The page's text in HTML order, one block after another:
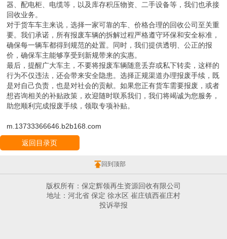
器、配电柜、电缆等，以及库存积压物资、二手设备等，我们也承接
回收业务。
对于货车车主来说，选择一家可靠的车、价格合理的回收公司至关重
要。我们承诺，所有报废车辆的拆解过程严格遵守环保和安全标准，
确保每一辆车都得到规范的处置。同时，我们提供透明、公正的报
价，确保车主能够享受到新规带来的实惠。
最后，提醒广大车主，不要将报废车辆随意丢弃或私下转卖，这样的
行为不仅违法，还会带来安全隐患。选择正规渠道办理报废手续，既
是对自己负责，也是对社会的贡献。如果您正有货车需要报废，或者
想咨询相关的补贴政策，欢迎随时联系我们，我们将竭诚为您服务，
助您顺利完成报废手续，领取专项补贴。
m.13733366646.b2b168.com
返回目录页
回到顶部
版权所有：保定辉领再生资源回收有限公司
地址：河北省 保定 徐水区 崔庄镇西崔庄村
投诉举报